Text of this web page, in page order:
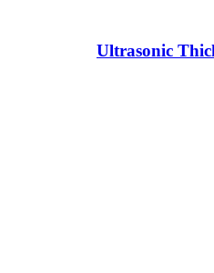
Ultrasonic